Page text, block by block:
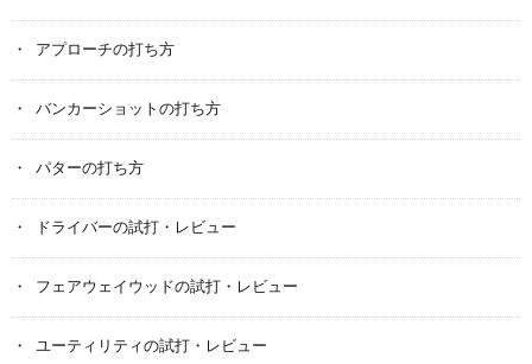
アプローチの打ち方
バンカーショットの打ち方
パターの打ち方
ドライバーの試打・レビュー
フェアウェイウッドの試打・レビュー
ユーティリティの試打・レビュー